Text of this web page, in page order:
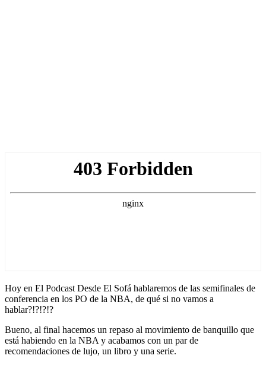
Hoy en El Podcast Desde El Sofá hablaremos de las semifinales de
conferencia en los PO de la NBA, de qué si no vamos a
hablar?!?!?!?
Bueno, al final hacemos un repaso al movimiento de banquillo que
está habiendo en la NBA y acabamos con un par de
recomendaciones de lujo, un libro y una serie.